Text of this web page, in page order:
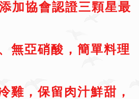
加協會認證三顆星最
無亞硝酸，簡單料理
雞，保留肉汁鮮甜，